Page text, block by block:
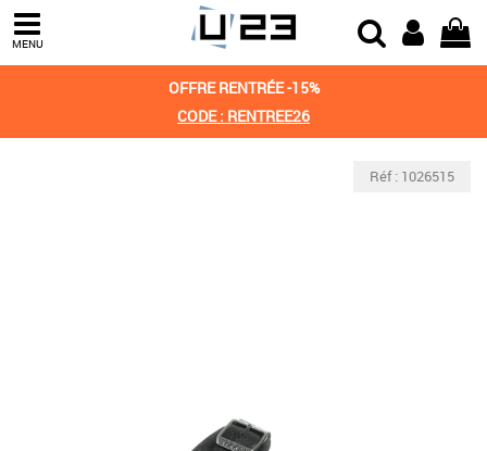
MENU
OFFRE RENTRÉE -15%
CODE : RENTREE26
Réf : 1026515